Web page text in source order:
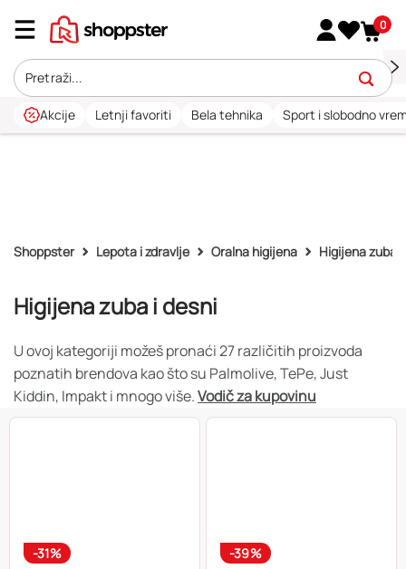
0
Akcije Letnji favoriti Bela tehnika Sport i slobodno
Shoppster Lepota i zdravlje Oralna higijena Higijena zuba i
Higijena zuba i desni
U ovoj kategoriji možeš pronaći 27 različitih proizvoda
poznatih brendova kao što su Palmolive, TePe, Just
Kiddin, Impakt i mnogo više.Vodič za kupovinu
-31% -39%